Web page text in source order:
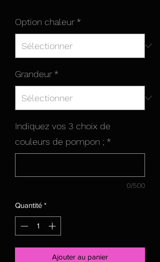
Option chaleur *
Grandeur *
Indiquez vos 3 choix de
couleurs de pompon ; *
0/500
Quantité *
Ajouter au panier